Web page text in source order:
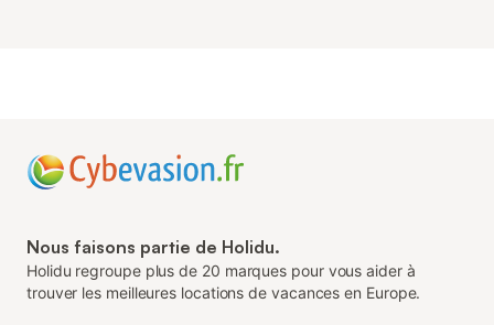
Nous faisons partie de Holidu.
Holidu regroupe plus de 20 marques pour vous aider à
trouver les meilleures locations de vacances en Europe.